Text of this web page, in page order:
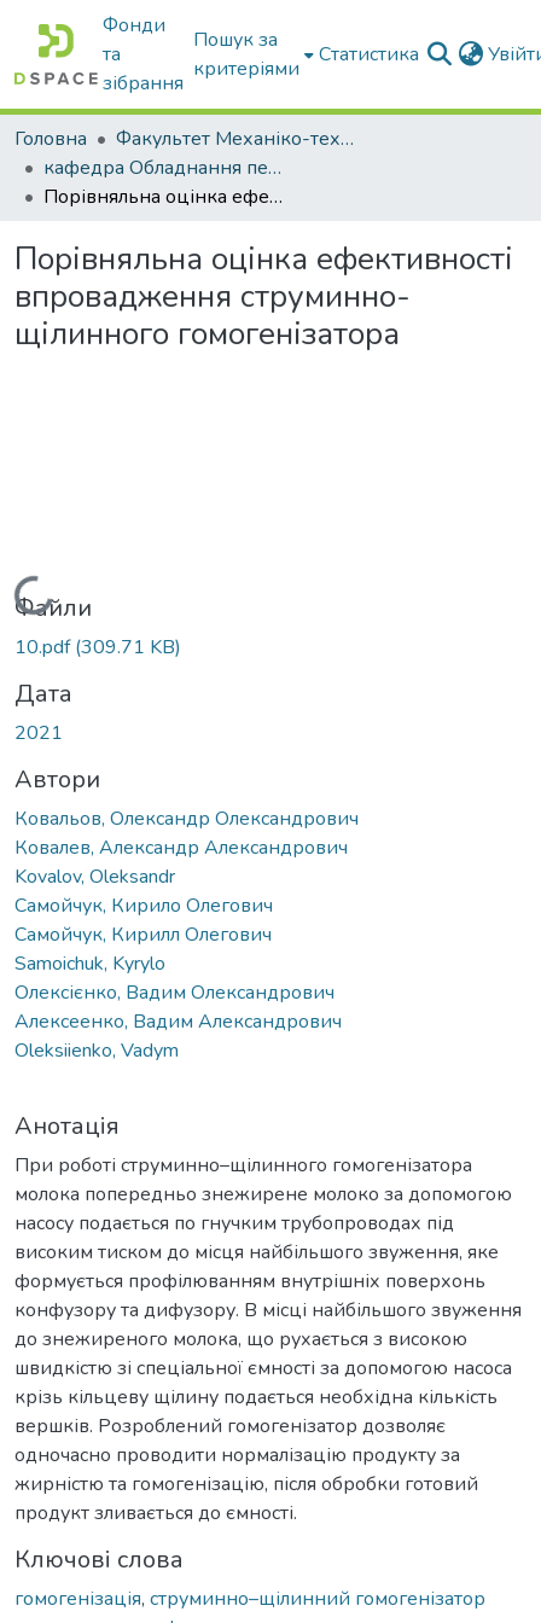
Фонди
та
зібрання
Пошук за
критеріями
Статистика
Головна
Факультет Механіко-технологічний
кафедра Обладнання переробних і харчових виробництв ім. професора Ф.Ю. Ялпачика
Порівняльна оцінка ефективності впровадження струминно-щілинного гомогенізатора
Порівняльна оцінка ефективності
впровадження струминно-
щілинного гомогенізатора
Вантажиться...
Файли
10.pdf(309.71 KB)
Дата
2021
Автори
Ковальов, Олександр Олександрович
Ковалев, Александр Александрович
Kovalov, Oleksandr
Самойчук, Кирило Олегович
Самойчук, Кирилл Олегович
Samoichuk, Kyrylo
Олексієнко, Вадим Олександрович
Алексеенко, Вадим Александрович
Oleksiienko, Vadym
Анотація
При роботі струминно–щілинного гомогенізатора
молока попередньо знежирене молоко за допомогою
насосу подається по гнучким трубопроводах під
високим тиском до місця найбільшого звуження, яке
формується профілюванням внутрішніх поверхонь
конфузору та дифузору. В місці найбільшого звуження
до знежиреного молока, що рухається з високою
швидкістю зі спеціальної ємності за допомогою насоса
крізь кільцеву щілину подається необхідна кількість
вершків. Розроблений гомогенізатор дозволяє
одночасно проводити нормалізацію продукту за
жирністю та гомогенізацію, після обробки готовий
продукт зливається до ємності.
Ключові слова
гомогенізація, струминно–щілинний гомогенізатор